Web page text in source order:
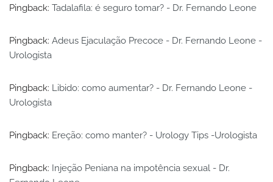
Pingback: Tadalafila: é seguro tomar? - Dr. Fernando Leone
Pingback: Adeus Ejaculação Precoce - Dr. Fernando Leone -
Urologista
Pingback: Libido: como aumentar? - Dr. Fernando Leone -
Urologista
Pingback: Ereção: como manter? - Urology Tips -Urologista
Pingback: Injeção Peniana na impotência sexual - Dr.